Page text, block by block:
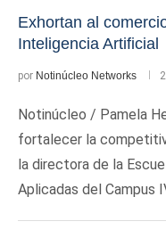
Exhortan al
Inteligencia Artificial
por Notinúcleo Networks
Notinúcleo / Pamela
fortalecer la
la directora de la
Aplicadas del Campus